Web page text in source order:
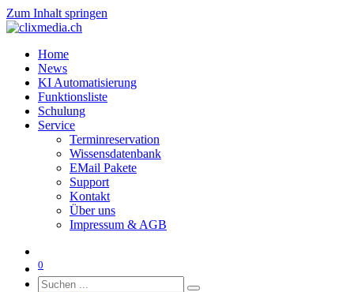
Zum Inhalt springen
Home
News
KI Automatisierung
Funktionsliste
Schulung
Service
Terminreservation
Wissensdatenbank
EMail Pakete
Support
Kontakt
Über uns
Impressum & AGB
0